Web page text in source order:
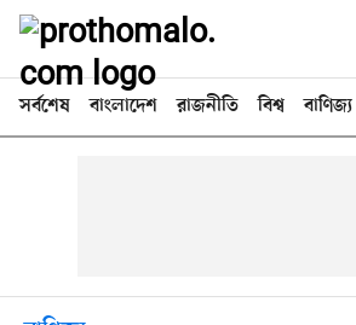
সর্বশেষ বাংলাদেশ রাজনীতি বিশ্ব বাণিজ্য